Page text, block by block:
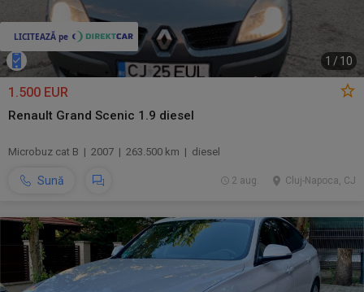
1 /10
1.500 EUR
Renault Grand Scenic 1.9 diesel
Microbuz cat B | 2007 | 263.500 km | diesel
Sună Cluj-Napoca, CJ
2 aug.